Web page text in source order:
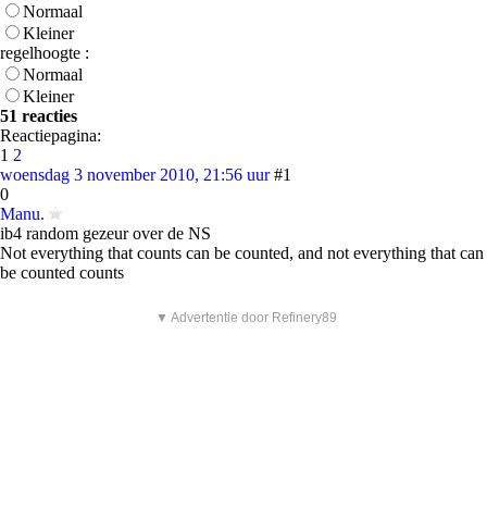
Normaal
Kleiner
regelhoogte :
Normaal
Kleiner
51 reacties
Reactiepagina:
1 2
woensdag 3 november 2010, 21:56 uur #1
0
Manu.
ib4 random gezeur over de NS
Not everything that counts can be counted, and not everything that can
be counted counts
▼ Advertentie door Refinery89